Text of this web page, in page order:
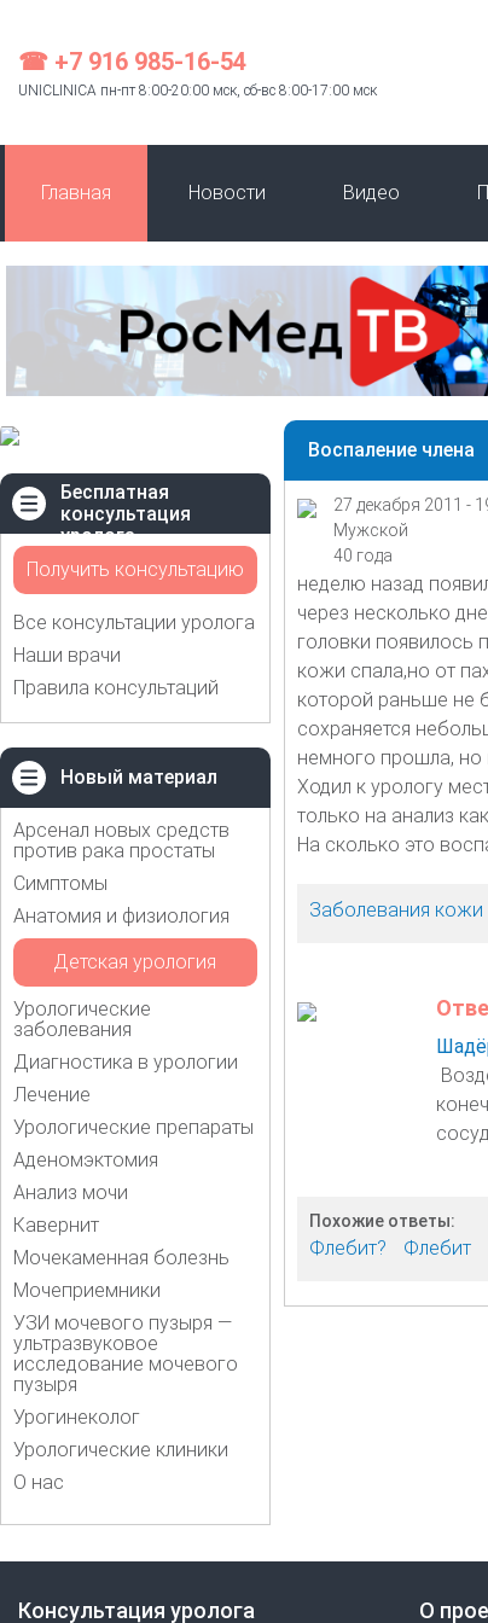
☎ +7 916 985-16-54
UNICLINICA пн-пт 8:00-20:00 мск, сб-вс 8:00-17:00 мск
Главная Новости Видео
Бесплатная
консультация
уролога
Получить консультацию
Все консультации уролога
Наши врачи
Правила консультаций
Новый материал
Арсенал новых средств
против рака простаты
Симптомы
Анатомия и физиология
Детская урология
Урологические
заболевания
Диагностика в урологии
Лечение
Урологические препараты
Аденомэктомия
Анализ мочи
Кавернит
Мочекаменная болезнь
Мочеприемники
УЗИ мочевого пузыря —
ультразвуковое
исследование мочевого
пузыря
Урогинеколог
Урологические клиники
О нас
Воспаление члена
27 декабря 2011 -
Мужской
40 года
неделю назад
через несколько
головки появилось
кожи спала,но от
которой раньше не
сохраняется
немного прошла, но
Ходил к урологу
только на анализ
На сколько это
Заболевания кожи
Похожие ответы:
Флебит? Флебит
Консультация уролога О